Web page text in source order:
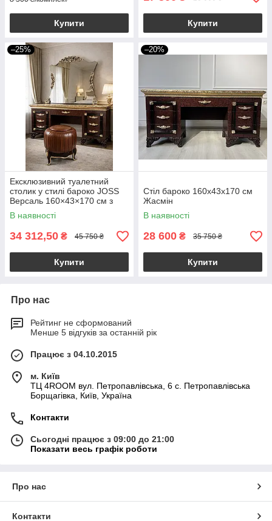
Купити Купити
–25%
Ексклюзивний туалетний
столик у стилі бароко JOSS
Версаль 160×43×170 см з
дзеркалом, пуфом і золотим
декором
В наявності
34 312,50 ₴ 45 750 ₴
Купити
–20%
Стіл бароко 160х43х170 см
Жасмін
В наявності
28 600 ₴ 35 750 ₴
Купити
Про нас
Рейтинг не сформований
Менше 5 відгуків за останній рік
Працює з 04.10.2015
м. Київ
ТЦ 4ROOM вул. Петропавлівська, 6 с. Петропавлівська
Борщагівка, Київ, Україна
Контакти
Сьогодні працює з 09:00 до 21:00
Показати весь графік роботи
Про нас
Контакти